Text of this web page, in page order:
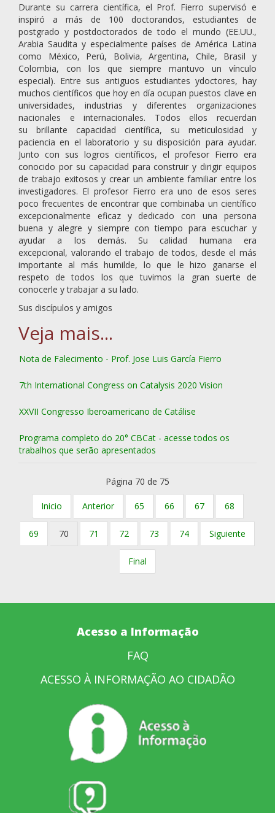
Durante su carrera científica, el Prof. Fierro supervisó e
inspiró a más de 100 doctorandos, estudiantes de
postgrado y postdoctorados de todo el mundo (EE.UU.,
Arabia Saudita y especialmente países de América Latina
como México, Perú, Bolivia, Argentina, Chile, Brasil y
Colombia, con los que siempre mantuvo un vínculo
especial). Entre sus antiguos estudiantes ydoctores, hay
muchos científicos que hoy en día ocupan puestos clave en
universidades, industrias y diferentes organizaciones
nacionales e internacionales. Todos ellos recuerdan
su brillante capacidad científica, su meticulosidad y
paciencia en el laboratorio y su disposición para ayudar.
Junto con sus logros científicos, el profesor Fierro era
conocido por su capacidad para construir y dirigir equipos
de trabajo exitosos y crear un ambiente familiar entre los
investigadores. El profesor Fierro era uno de esos seres
poco frecuentes de encontrar que combinaba un científico
excepcionalmente eficaz y dedicado con una persona
buena y alegre y siempre con tiempo para escuchar y
ayudar a los demás. Su calidad humana era
excepcional, valorando el trabajo de todos, desde el más
importante al más humilde, lo que le hizo ganarse el
respeto de todos los que tuvimos la gran suerte de
conocerle y trabajar a su lado.
Sus discípulos y amigos
Nota de Falecimento - Prof. Jose Luis García Fierro
7th International Congress on Catalysis 2020 Vision
XXVII Congresso Iberoamericano de Catálise
Programa completo do 20° CBCat - acesse todos os
trabalhos que serão apresentados
Página 70 de 75
Inicio Anterior 65 66 67 68
69 70 71 72 73 74 Siguiente
Final
Acesso a Informação
FAQ
ACESSO À INFORMAÇÃO AO CIDADÃO